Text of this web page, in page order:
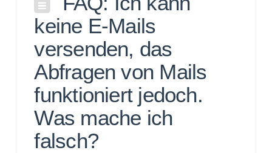
keine E-Mails
versenden, das
Abfragen von Mails
funktioniert jedoch.
Was mache ich
falsch?